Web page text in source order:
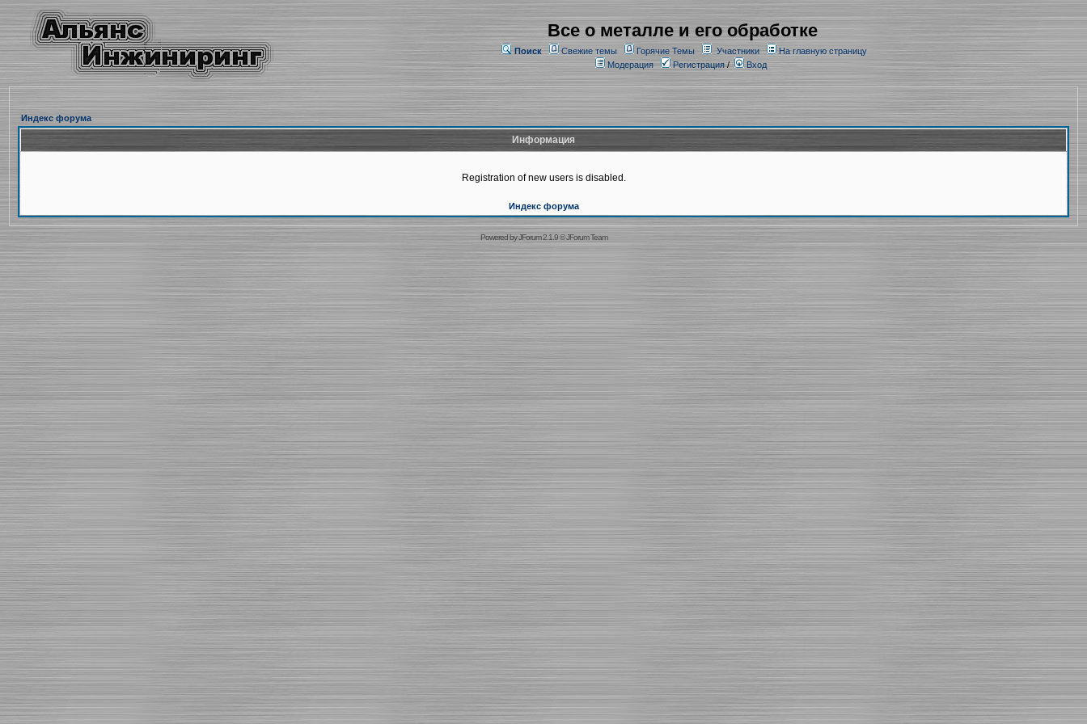
Все о металле и его обработке
Поиск Свежие темы Горячие Темы Участники
На главную страницу
Модерация
Регистрация/ Вход
Индекс форума
Информация
Registration of new users is disabled.
Индекс форума
Powered byJForum 2.1.9©JForum Team